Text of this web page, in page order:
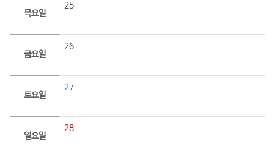
목요일
25
금요일
26
토요일
27
일요일
28